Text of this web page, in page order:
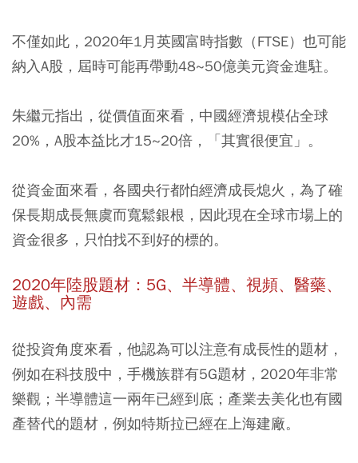
不僅如此，2020年1月英國富時指數（FTSE）也可能
納入A股，屆時可能再帶動48~50億美元資金進駐。
朱繼元指出，從價值面來看，中國經濟規模佔全球
20%，A股本益比才15~20倍，「其實很便宜」。
從資金面來看，各國央行都怕經濟成長熄火，為了確
保長期成長無虞而寬鬆銀根，因此現在全球市場上的
資金很多，只怕找不到好的標的。
2020年陸股題材：5G、半導體、視頻、醫藥、
遊戲、內需
從投資角度來看，他認為可以注意有成長性的題材，
例如在科技股中，手機族群有5G題材，2020年非常
樂觀；半導體這一兩年已經到底；產業去美化也有國
產替代的題材，例如特斯拉已經在上海建廠。